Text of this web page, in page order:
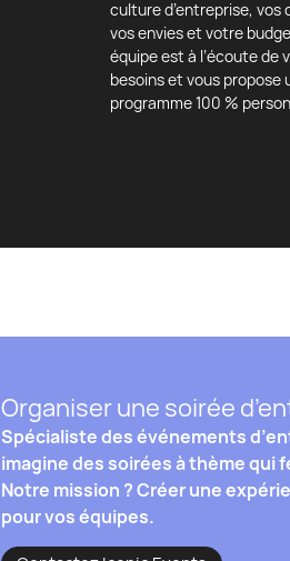
culture d’entreprise, vos
vos envies et votre
équipe est à l’écoute de
besoins et vous propose
programme 100 %
Organiser une soirée
Spécialiste des événements
imagine des soirées à thème
Notre mission ? Créer une
pour vos équipes.